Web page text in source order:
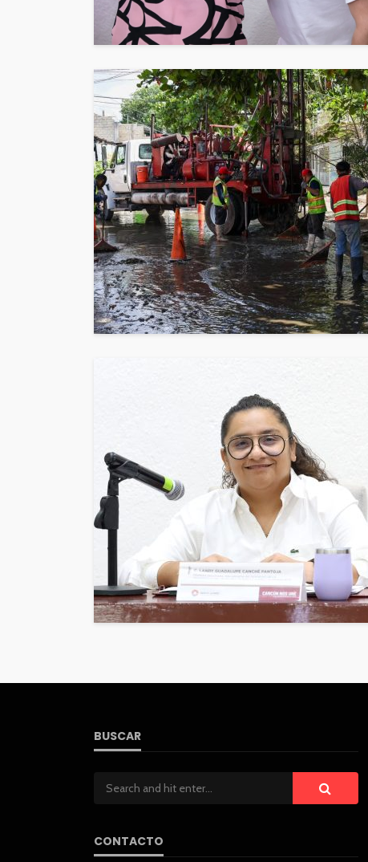
BUSCAR
CONTACTO